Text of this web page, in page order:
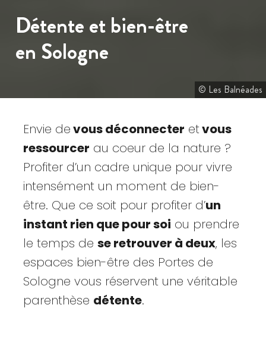
© Les Balnéades
Détente et bien-être
en Sologne
Envie devous déconnecter etvous
ressourcer au coeur de la nature ?
Profiter d’un cadre unique pour vivre
intensément un moment de bien-
être. Que ce soit pour profiter d’un
instant rien que pour soi ou prendre
le temps dese retrouver à deux, les
espaces bien-être des Portes de
Sologne vous réservent une véritable
parenthèse détente.